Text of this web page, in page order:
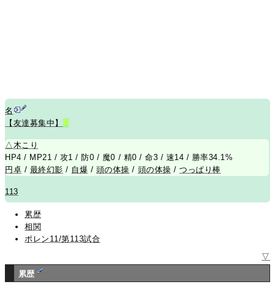
名
【友達募集中】
R
△木こり
HP4 / MP21 / 攻1 / 防0 / 魔0 / 精0 / 命3 / 速14 / 勝率34.1%
円卓 / 最終幻影 / 自爆 / 頭の体操 / 頭の体操 /つっぱり棒
113
累歴
相関
ポレン11/第113試合
▽
累歴